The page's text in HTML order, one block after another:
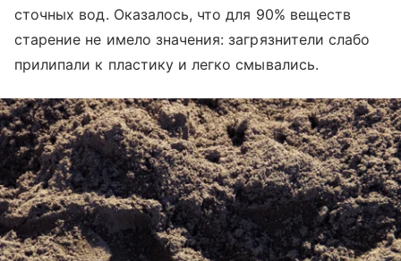
сточных вод. Оказалось, что для 90% веществ
старение не имело значения: загрязнители слабо
прилипали к пластику и легко смывались.